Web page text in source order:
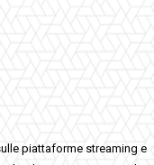
piattaforme streaming e